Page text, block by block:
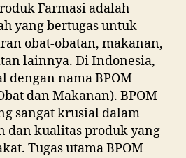
Farmasi adalah
yang bertugas untuk
obat-obatan, makanan,
lainnya. Di Indonesia,
dengan nama BPOM
dan Makanan). BPOM
sangat krusial dalam
dan kualitas produk yang
Tugas utama BPOM